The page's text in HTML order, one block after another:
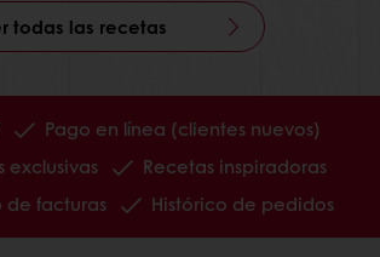
todas las recetas
Pago en línea (clientes nuevos)
exclusivas
Recetas inspiradoras
de facturas
Histórico de pedidos